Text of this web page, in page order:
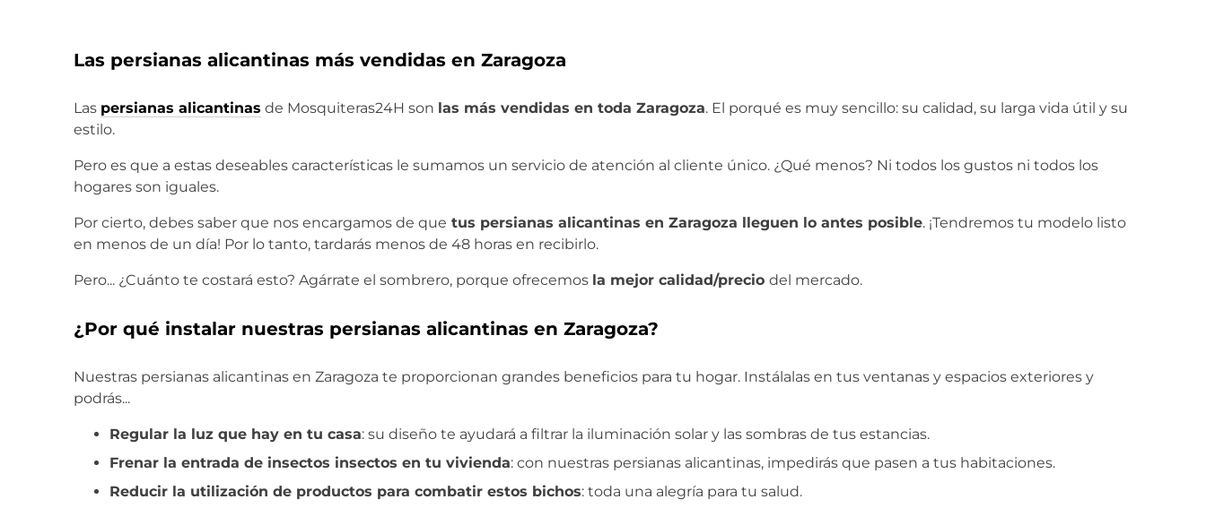
Las persianas alicantinas más vendidas en Zaragoza
Las persianas alicantinas de Mosquiteras24H son las más vendidas en toda Zaragoza. El porqué es muy sencillo: su calidad, su larga vida útil y su
estilo.
Pero es que a estas deseables características le sumamos un servicio de atención al cliente único. ¿Qué menos? Ni todos los gustos ni todos los
hogares son iguales.
Por cierto, debes saber que nos encargamos de que tus persianas alicantinas en Zaragoza lleguen lo antes posible. ¡Tendremos tu modelo listo
en menos de un día! Por lo tanto, tardarás menos de 48 horas en recibirlo.
Pero... ¿Cuánto te costará esto? Agárrate el sombrero, porque ofrecemos la mejor calidad/precio del mercado.
¿Por qué instalar nuestras persianas alicantinas en Zaragoza?
Nuestras persianas alicantinas en Zaragoza te proporcionan grandes beneficios para tu hogar. Instálalas en tus ventanas y espacios exteriores y
podrás...
Regular la luz que hay en tu casa: su diseño te ayudará a filtrar la iluminación solar y las sombras de tus estancias.
Frenar la entrada de insectos insectos en tu vivienda: con nuestras persianas alicantinas, impedirás que pasen a tus habitaciones.
Reducir la utilización de productos para combatir estos bichos: toda una alegría para tu salud.